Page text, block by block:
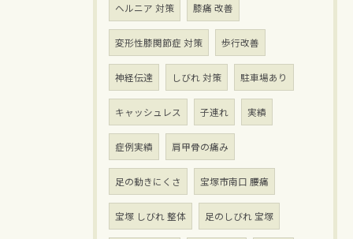
ヘルニア 対策 膝痛 改善
変形性膝関節症 対策 歩行改善
神経伝達 しびれ 対策 駐車場あり
キャッシュレス 子連れ 実績
症例実績 肩甲骨の痛み
足の動きにくさ 宝塚市南口 腰痛
宝塚 しびれ 整体 足のしびれ 宝塚